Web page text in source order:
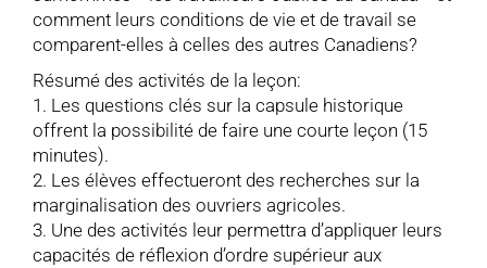
comment leurs conditions de vie et de travail se
comparent-elles à celles des autres Canadiens?
Résumé des activités de la leçon:
1. Les questions clés sur la capsule historique
offrent la possibilité de faire une courte leçon (15
minutes).
2. Les élèves effectueront des recherches sur la
marginalisation des ouvriers agricoles.
3. Une des activités leur permettra d’appliquer leurs
capacités de réflexion d’ordre supérieur aux